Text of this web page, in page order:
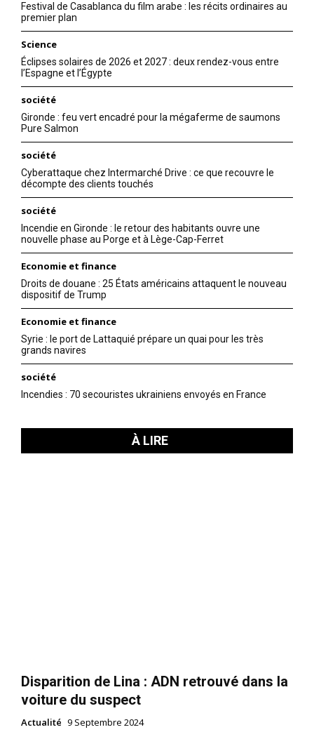
Festival de Casablanca du film arabe : les récits ordinaires au
premier plan
Science
Éclipses solaires de 2026 et 2027 : deux rendez-vous entre
l’Espagne et l’Égypte
société
Gironde : feu vert encadré pour la mégaferme de saumons
Pure Salmon
société
Cyberattaque chez Intermarché Drive : ce que recouvre le
décompte des clients touchés
société
Incendie en Gironde : le retour des habitants ouvre une
nouvelle phase au Porge et à Lège-Cap-Ferret
Economie et finance
Droits de douane : 25 États américains attaquent le nouveau
dispositif de Trump
Economie et finance
Syrie : le port de Lattaquié prépare un quai pour les très
grands navires
société
Incendies : 70 secouristes ukrainiens envoyés en France
À LIRE
Disparition de Lina : ADN retrouvé dans la
voiture du suspect
Actualité 9 Septembre 2024